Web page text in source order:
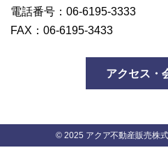
電話番号：06-6195-3333
FAX：06-6195-3433
アクセス・
© 2025 アクア不動産販売株